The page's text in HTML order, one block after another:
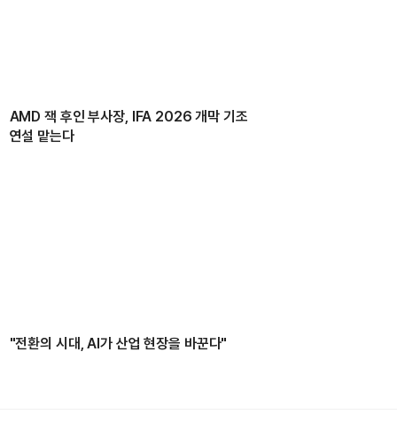
AMD 잭 후인 부사장, IFA 2026 개막 기조
연설 맡는다
"전환의 시대, AI가 산업 현장을 바꾼다"